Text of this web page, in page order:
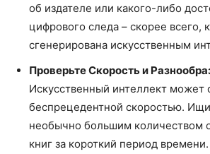
об издателе или какого-либо
цифрового следа – скорее всего,
сгенерирована искусственным
Проверьте Скорость и
Искусственный интеллект может
беспрецедентной скоростью.
необычно большим количеством
книг за короткий период